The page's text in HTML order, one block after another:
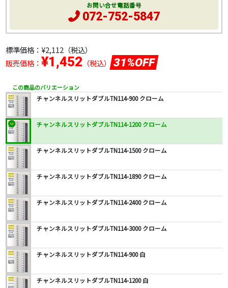
標準価格： ¥2,112 （税込）
販売価格： ¥1,452 （税込） 31%OFF
この商品のバリエーション
チャンネルスリットダブルTN114-900 クローム
チャンネルスリットダブルTN114-1200 クローム
チャンネルスリットダブルTN114-1500 クローム
チャンネルスリットダブルTN114-1890 クローム
チャンネルスリットダブルTN114-2400 クローム
チャンネルスリットダブルTN114-3000 クローム
チャンネルスリットダブルTN114-900 白
チャンネルスリットダブルTN114-1200 白
お問い合せ電話番号
072-752-5847